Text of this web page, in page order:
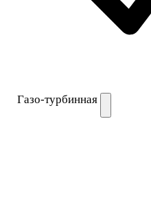
Газо-турбинная